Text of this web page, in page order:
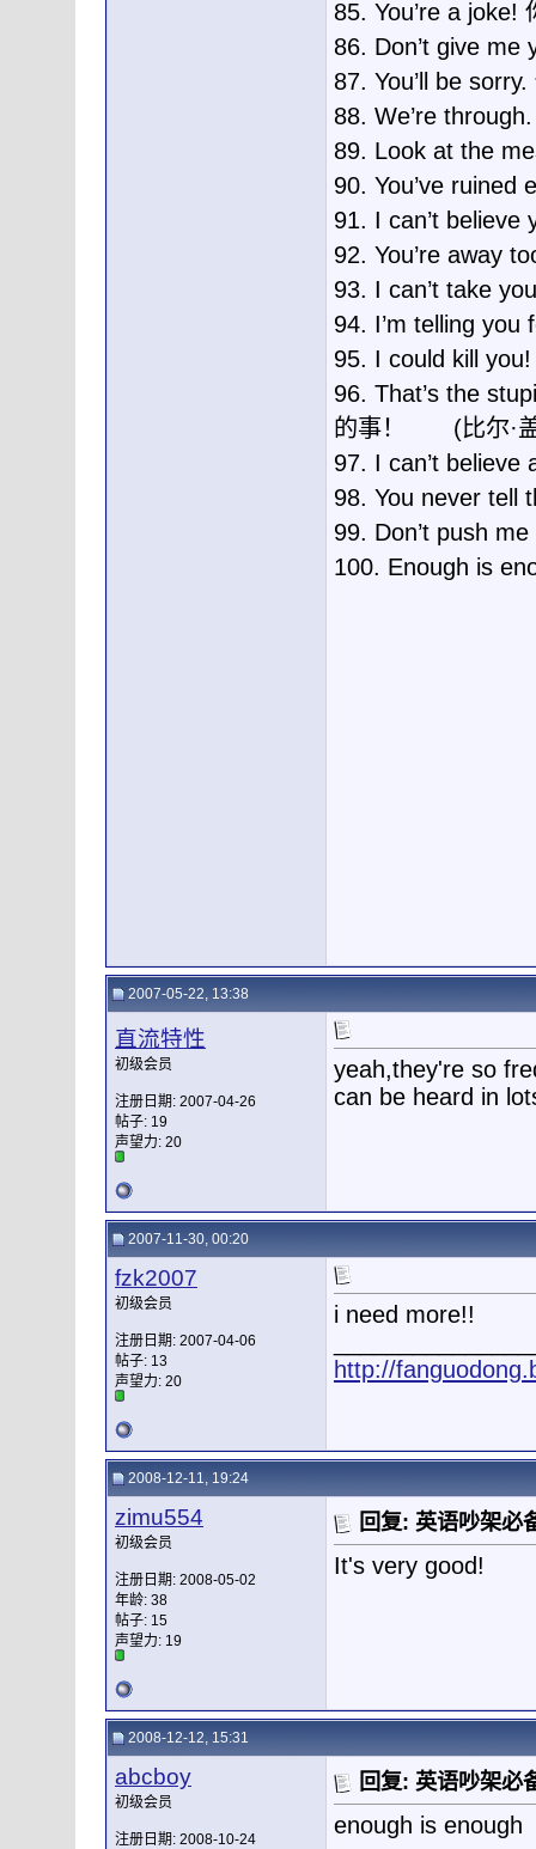
85. You’re a joke!
86. Don’t give me
87. You’ll be
88. We’re
89. Look at the
90. You’ve ruined
91. I can’t believe
92. You’re away
93. I can’t take
94. I’m telling
95. I could kill
96. That’s the
的事！ (比尔·
97. I can’t believe
98. You never tell
99. Don’t push
100. Enough is
2007-05-22, 13:38
直流特性
初级会员
注册日期: 2007-04-26
帖子: 19
声望力: 20
yeah,they're so
can be heard in
2007-11-30, 00:20
fzk2007
初级会员
注册日期: 2007-04-06
帖子: 13
声望力: 20
i need more!!
http://
2008-12-11, 19:24
zimu554
初级会员
注册日期: 2008-05-02
年龄: 38
帖子: 15
声望力: 19
回复: 英语吵架必
It's very good!
2008-12-12, 15:31
abcboy
初级会员
注册日期: 2008-10-24
回复: 英语吵架必
enough is enough